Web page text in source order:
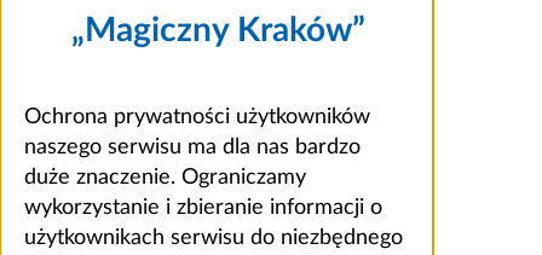
„Magiczny Kraków”
Ochrona prywatności użytkowników
naszego serwisu ma dla nas bardzo
duże znaczenie. Ograniczamy
wykorzystanie i zbieranie informacji o
użytkownikach serwisu do niezbędnego